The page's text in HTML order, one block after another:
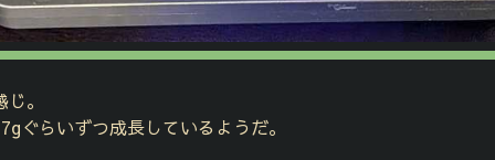
。
ぐらいずつ成長しているようだ。